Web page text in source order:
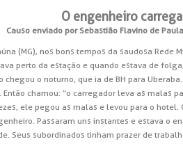
O engenheiro
Causo enviado por Sebastião Flavino de
(MG), nos bons tempos da saudosa Rede
perto da estação e quando estava de
o noturno, que ia de BH para
chamou: “o carregador leva as malas
ele pegou as malas e levou para o
Passaram uns instantes e estava o
Seus subordinados tinham prazer de